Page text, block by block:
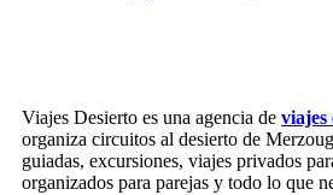
Viajes Desierto es una agencia de viajes
organiza circuitos al desierto de
guiadas, excursiones, viajes privados
organizados para parejas y todo lo que